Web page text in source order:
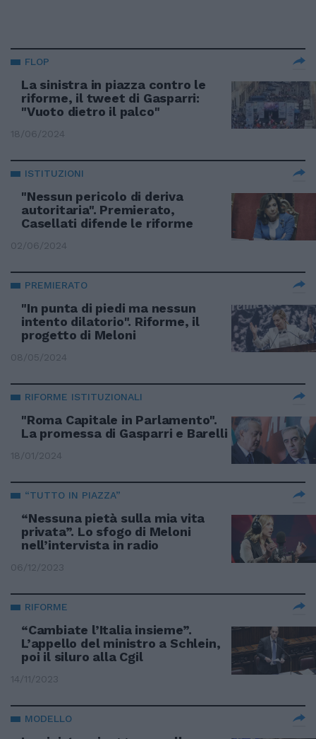
FLOP
La sinistra in piazza contro le
riforme, il tweet di Gasparri:
"Vuoto dietro il palco"
18/06/2024
ISTITUZIONI
"Nessun pericolo di deriva
autoritaria". Premierato,
Casellati difende le riforme
02/06/2024
PREMIERATO
"In punta di piedi ma nessun
intento dilatorio". Riforme, il
progetto di Meloni
08/05/2024
RIFORME ISTITUZIONALI
"Roma Capitale in Parlamento".
La promessa di Gasparri e Barelli
18/01/2024
“TUTTO IN PIAZZA”
“Nessuna pietà sulla mia vita
privata”. Lo sfogo di Meloni
nell’intervista in radio
06/12/2023
RIFORME
“Cambiate l’Italia insieme”.
L’appello del ministro a Schlein,
poi il siluro alla Cgil
14/11/2023
MODELLO